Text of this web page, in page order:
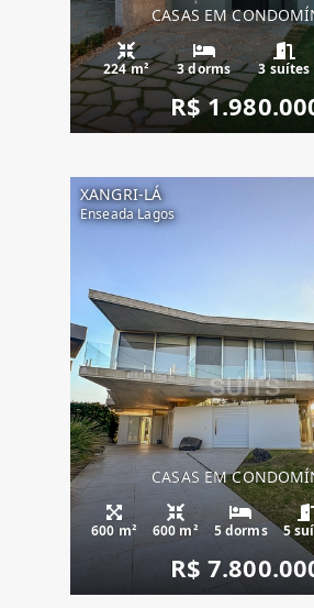
CASAS EM
224 m² 3 dorms 3 suítes
R$
XANGRI-LÁ
Enseada Lagos
CASAS EM
600 m² 600 m² 5 dorms 5
R$